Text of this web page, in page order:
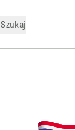
Szukaj